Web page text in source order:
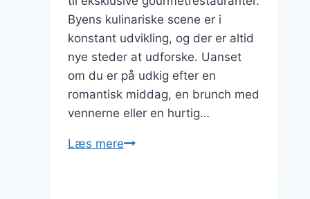
Byens kulinariske scene er i
konstant udvikling, og der er altid
nye steder at udforske. Uanset
om du er på udkig efter en
romantisk middag, en brunch med
vennerne eller en hurtig…
Læs mereRestaurantguide